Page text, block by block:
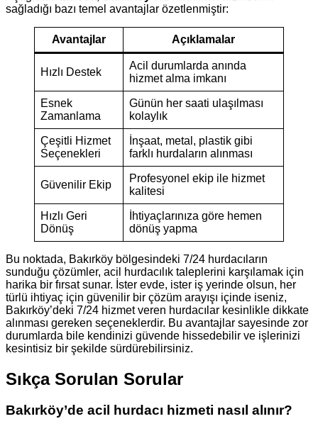
sağladığı bazı temel avantajlar özetlenmiştir:
Avantajlar Açıklamalar
Hızlı Destek
Acil durumlarda anında
hizmet alma imkanı
Esnek
Zamanlama
Günün her saati ulaşılması
kolaylık
Çeşitli Hizmet
Seçenekleri
İnşaat, metal, plastik gibi
farklı hurdaların alınması
Güvenilir Ekip
Profesyonel ekip ile hizmet
kalitesi
Hızlı Geri
Dönüş
İhtiyaçlarınıza göre hemen
dönüş yapma
Bu noktada, Bakırköy bölgesindeki 7/24 hurdacıların
sunduğu çözümler, acil hurdacılık taleplerini karşılamak için
harika bir fırsat sunar. İster evde, ister iş yerinde olsun, her
türlü ihtiyaç için güvenilir bir çözüm arayışı içinde iseniz,
Bakırköy’deki 7/24 hizmet veren hurdacılar kesinlikle dikkate
alınması gereken seçeneklerdir. Bu avantajlar sayesinde zor
durumlarda bile kendinizi güvende hissedebilir ve işlerinizi
kesintisiz bir şekilde sürdürebilirsiniz.
Sıkça Sorulan Sorular
Bakırköy’de acil hurdacı hizmeti nasıl alınır?